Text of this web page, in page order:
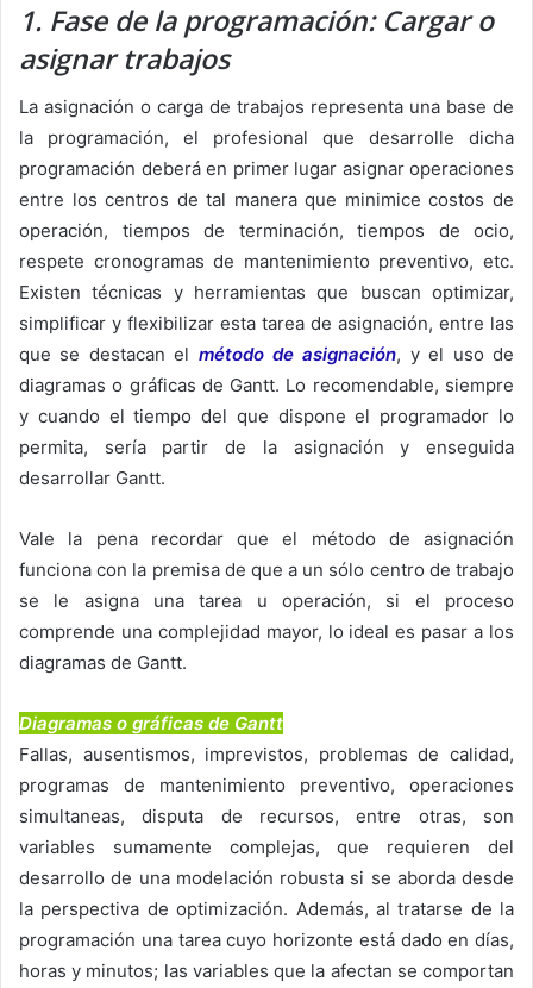
1. Fase de la programación: Cargar o
asignar trabajos
La asignación o carga de trabajos representa una base de
la programación, el profesional que desarrolle dicha
programación deberá en primer lugar asignar operaciones
entre los centros de tal manera que minimice costos de
operación, tiempos de terminación, tiempos de ocio,
respete cronogramas de mantenimiento preventivo, etc.
Existen técnicas y herramientas que buscan optimizar,
simplificar y flexibilizar esta tarea de asignación, entre las
que se destacan el método de asignación, y el uso de
diagramas o gráficas de Gantt. Lo recomendable, siempre
y cuando el tiempo del que dispone el programador lo
permita, sería partir de la asignación y enseguida
desarrollar Gantt.
Vale la pena recordar que el método de asignación
funciona con la premisa de que a un sólo centro de trabajo
se le asigna una tarea u operación, si el proceso
comprende una complejidad mayor, lo ideal es pasar a los
diagramas de Gantt.
Diagramas o gráficas de Gantt
Fallas, ausentismos, imprevistos, problemas de calidad,
programas de mantenimiento preventivo, operaciones
simultaneas, disputa de recursos, entre otras, son
variables sumamente complejas, que requieren del
desarrollo de una modelación robusta si se aborda desde
la perspectiva de optimización. Además, al tratarse de la
programación una tarea cuyo horizonte está dado en días,
horas y minutos; las variables que la afectan se comportan